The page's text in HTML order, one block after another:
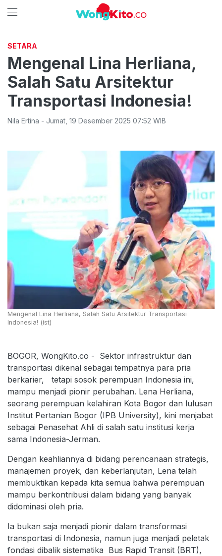
SETARA
Mengenal Lina Herliana,
Salah Satu Arsitektur
Transportasi Indonesia!
Nila Ertina - Jumat 19 Desember 2025 07:52 WIB
Mengenal Lina Herliana, Salah Satu Arsitektur Transportasi
Indonesia! (ist)
BOGOR, WongKito.co - Sektor infrastruktur dan
transportasi dikenal sebagai tempatnya para pria
berkarier, tetapi sosok perempuan Indonesia ini,
mampu menjadi pionir perubahan. Lena Herliana,
seorang perempuan kelahiran Kota Bogor dan lulusan
Institut Pertanian Bogor (IPB University), kini menjabat
sebagai Penasehat Ahli di salah satu institusi kerja
sama Indonesia-Jerman.
Dengan keahliannya di bidang perencanaan strategis,
manajemen proyek, dan keberlanjutan, Lena telah
membuktikan kepada kita semua bahwa perempuan
mampu berkontribusi dalam bidang yang banyak
didominasi oleh pria.
Ia bukan saja menjadi pionir dalam transformasi
transportasi di Indonesia, namun juga menjadi peletak
fondasi dibalik sistematika Bus Rapid Transit (BRT),